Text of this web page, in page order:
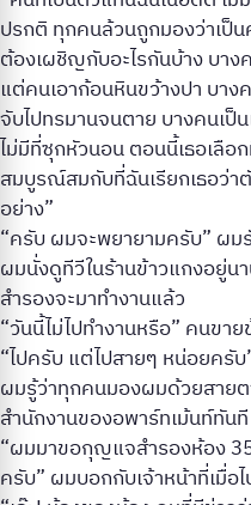
ปรกติ ทุกคนล้วนถูกมองว่าเป็น
ต้องเผชิญกับอะไรกันบ้าง บา
แต่คนเอาก้อนหินขว้างปา บา
จับไปทรมานจนตาย บางคนเป็
ไม่มีที่ซุกหัวนอน ตอนนี้เธอเลือ
สมบูรณ์สมกับที่ฉันเรียกเธอว่า
อย่าง”
“ครับ ผมจะพยายามครับ” ผม
ผมนั่งดูทีวีในร้านข้าวแกงอยู่
สำรองจะมาทำงานแล้ว
“วันนี้ไม่ไปทำงานหรือ” คนข
“ไปครับ แต่ไปสายๆ หน่อยครั
ผมรู้ว่าทุกคนมองผมด้วยสาย
สำนักงานของอพาร์ทเม้นท์ทันที
“ผมมาขอกุญแจสำรองห้อง
ครับ” ผมบอกกับเจ้าหน้าที่เมื่อ